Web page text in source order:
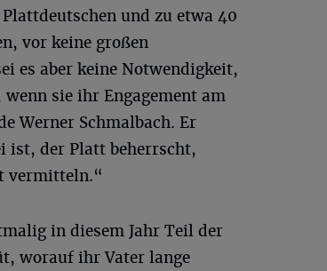
und zu etwa 40
vor keine großen
es aber keine Notwendigkeit,
sie ihr Engagement am
Werner Schmalbach. Er
ist, der Platt beherrscht,
vermitteln.“
in diesem Jahr Teil der
worauf ihr Vater lange